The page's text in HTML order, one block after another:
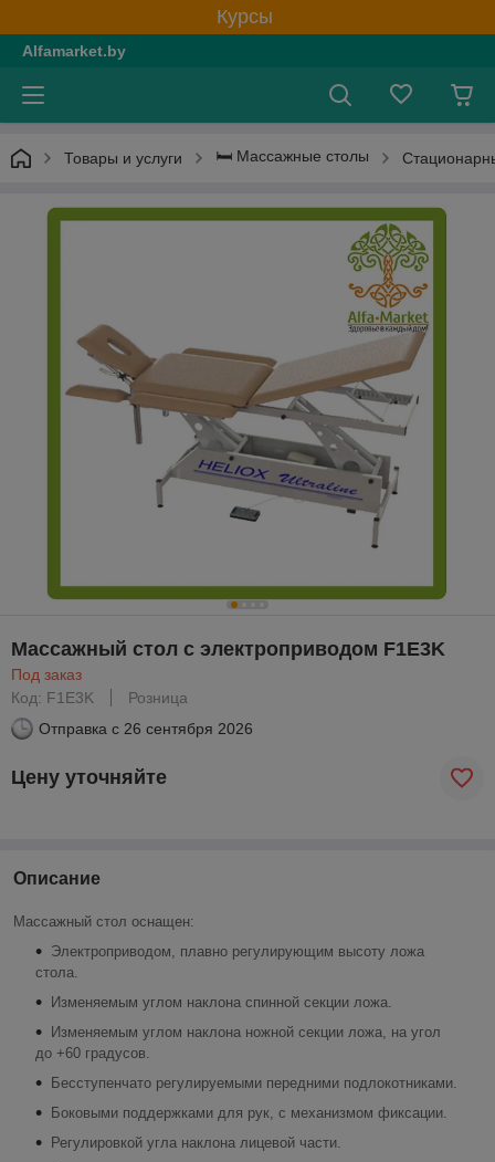
Курсы
Alfamarket.by
Товары и услуги 🛏 Массажные столы
Массажный стол с электроприводом F1E3K
Под заказ
Код: F1E3K
Розница
Отправка с 26 сентября 2026
Цену уточняйте
Описание
Массажный стол оснащен:
Электроприводом, плавно регулирующим высоту ложа
стола.
Изменяемым углом наклона спинной секции ложа.
Изменяемым углом наклона ножной секции ложа, на угол
до +60 градусов.
Бесступенчато регулируемыми передними подлокотниками.
Боковыми поддержками для рук, с механизмом фиксации.
Регулировкой угла наклона лицевой части.